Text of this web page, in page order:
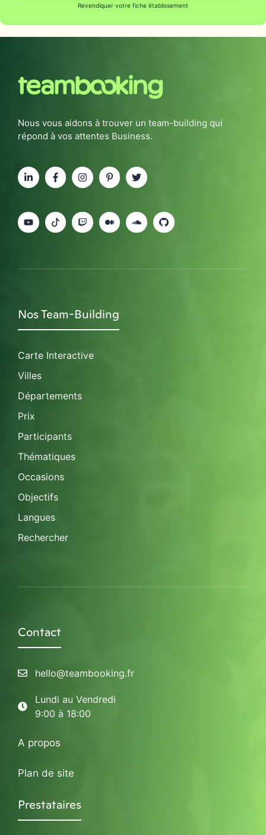
Revendiquer votre fiche établissement
Nous vous aidons à trouver un team-building qui
répond à vos attentes Business.
Nos Team-Building
Carte Interactive
Villes
Départements
Prix
Participants
Thématiques
Occasions
Objectifs
Langues
Rechercher
Contact
hello@teambooking.fr
Lundi au Vendredi
9:00 à 18:00
A propos
Plan de site
Prestataires